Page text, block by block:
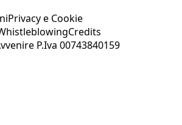
Privacy e Cookie
Credits
P.Iva 00743840159